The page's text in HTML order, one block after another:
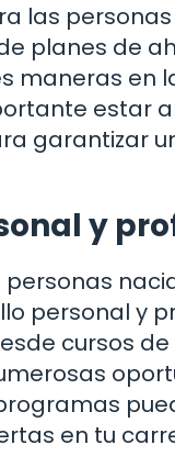
personas
planes de
maneras en
estar
garantizar
y
personal y
cursos
en tu